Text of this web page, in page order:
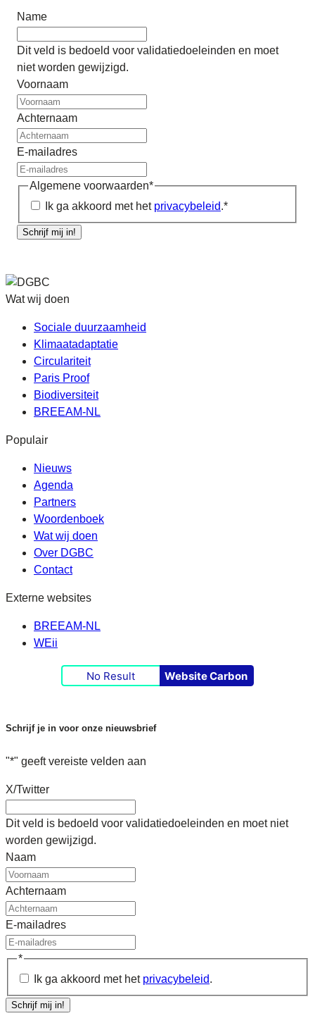
Name
Dit veld is bedoeld voor validatiedoeleinden en moet
niet worden gewijzigd.
Voornaam
Achternaam
E-mailadres
Algemene voorwaarden*
Ik ga akkoord met het privacybeleid.*
Schrijf mij in!
Wat wij doen
Sociale duurzaamheid
Klimaatadaptatie
Circulariteit
Paris Proof
Biodiversiteit
BREEAM-NL
Populair
Nieuws
Agenda
Partners
Woordenboek
Wat wij doen
Over DGBC
Contact
Externe websites
BREEAM-NL
WEii
No Result Website Carbon
Schrijf je in voor onze nieuwsbrief
"*" geeft vereiste velden aan
X/Twitter
Dit veld is bedoeld voor validatiedoeleinden en moet niet
worden gewijzigd.
Naam
Achternaam
E-mailadres
*
Ik ga akkoord met het privacybeleid.
Schrijf mij in!